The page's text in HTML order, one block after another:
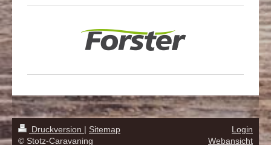
Druckversion | Sitemap
© Stotz-Caravaning
Login
Webansicht